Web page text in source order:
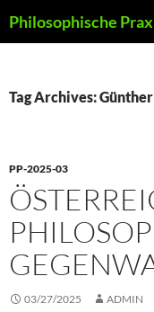
to
Tag Archives:
PP-2025-03
03/27/2025 ADMIN